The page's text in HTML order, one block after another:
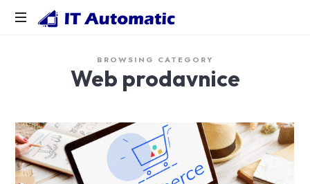
IT
AUTOMATIC
Forward
BROWSING CATEGORY
Web prodavnice